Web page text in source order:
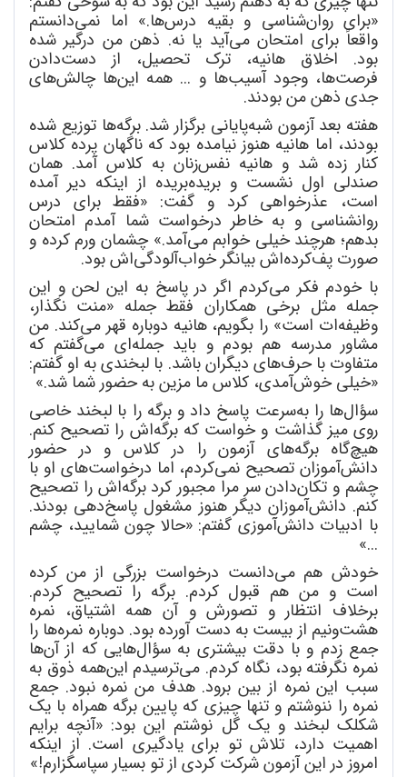
«برای روانشناسی و بقیه درسها.» اما نمیدانستم
واقعاً برای امتحان میآید یا نه. ذهن من درگیر شده
بود. اخلاق هانیه، ترک تحصیل، از دستدادن
فرصتها، وجود آسیبها و ... همه اینها چالشهای
جدی ذهن من بودند.
هفته بعد آزمون شبهپایانی برگزار شد. برگهها توزیع شده
بودند، اما هانیه هنوز نیامده بود که ناگهان پرده کلاس
کنار زده شد و هانیه نفسزنان به کلاس آمد. همان
صندلی اول نشست و بریدهبریده از اینکه دیر آمده
است، عذرخواهی کرد و گفت: «فقط برای درس
روانشناسی و به خاطر درخواست شما آمدم امتحان
بدهم؛ هرچند خیلی خوابم میآمد.» چشمان ورم کرده و
صورت پفکردهاش بیانگر خوابآلودگیاش بود.
با خودم فکر میکردم اگر در پاسخ به این لحن و این
جمله مثل برخی همکاران فقط جمله «منت نگذار،
وظیفهات است» را بگویم، هانیه دوباره قهر میکند. من
مشاور مدرسه هم بودم و باید جملهای میگفتم که
متفاوت با حرفهای دیگران باشد. با لبخندی به او گفتم:
«خیلی خوشآمدی، کلاس ما مزین به حضور شما شد.»
سؤالها را بهسرعت پاسخ داد و برگه را با لبخند خاصی
روی میز گذاشت و خواست که برگهاش را تصحیح کنم.
هیچگاه برگههای آزمون را در کلاس و در حضور
دانشآموزان تصحیح نمیکردم، اما درخواستهای او با
چشم و تکاندادن سر مرا مجبور کرد برگهاش را تصحیح
کنم. دانشآموزان دیگر هنوز مشغول پاسخدهی بودند.
با ادبیات دانشآموزی گفتم: «حالا چون شمایید، چشم
...»
خودش هم میدانست درخواست بزرگی از من کرده
است و من هم قبول کردم. برگه را تصحیح کردم.
برخلاف انتظار و تصورش و آن همه اشتیاق، نمره
هشتونیم از بیست به دست آورده بود. دوباره نمرهها را
جمع زدم و با دقت بیشتری به سؤالهایی که از آنها
نمره نگرفته بود، نگاه کردم. میترسیدم اینهمه ذوق به
سبب این نمره از بین برود. هدف من نمره نبود. جمع
نمره را ننوشتم و تنها چیزی که پایین برگه همراه با یک
شکلک لبخند و یک گل نوشتم این بود: «آنچه برایم
اهمیت دارد، تلاش تو برای یادگیری است. از اینکه
امروز در این آزمون شرکت کردی از تو بسیار سپاسگزارم!»